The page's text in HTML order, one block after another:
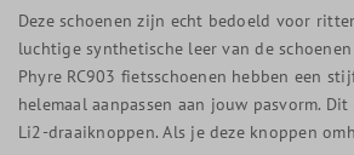
Deze schoenen zijn echt bedoeld voor
luchtige synthetische leer van de
Phyre RC903 fietsschoenen hebben een
helemaal aanpassen aan jouw pasvorm.
Li2-draaiknoppen. Als je deze knoppen